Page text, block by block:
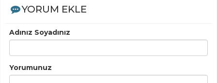
YORUM EKLE
Adınız Soyadınız
Yorumunuz